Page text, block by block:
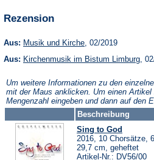
Rezension
Aus: Musik und Kirche(Öffnet
einem
, 02/2019
Aus: Kirchenmusik im Bistum Limburg
Tab)
,
Um weitere Informationen zu den
mit der Maus anklicken. Um einen
Mengenzahl eingeben und dann auf den
Beschreibung
Sing to God
2016, 10 Chorsätze,
29,7 cm, geheftet
Artikel-Nr.: DV56/00